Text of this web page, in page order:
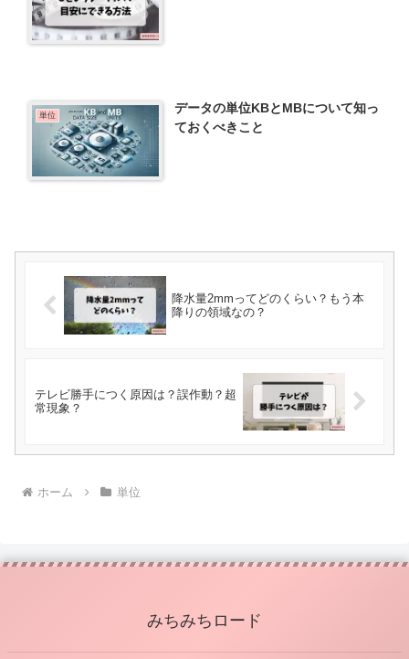
単位
データの単位KBとMBについて知っ
ておくべきこと
降水量2mmってどのくらい？もう本
降りの領域なの？
テレビ勝手につく原因は？誤作動？超
常現象？
ホーム 単位
みちみちロード